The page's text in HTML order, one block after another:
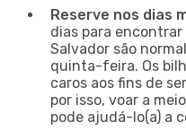
Reserve nos dias
dias para encontrar
Salvador são
quinta-feira. Os
caros aos fins de
por isso, voar a
pode ajudá-lo(a) a